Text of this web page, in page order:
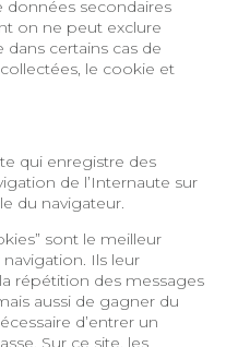
données secondaires
on ne peut exclure
certains cas de
le cookie et
qui enregistre des
de l’Internaute sur
du navigateur.
sont le meilleur
Ils leur
répétition des messages
aussi de gagner du
Sur ce site, les